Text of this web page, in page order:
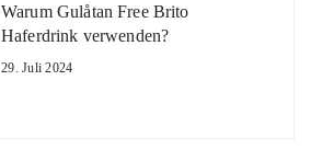
Warum Gulåtan Free Brito
Haferdrink verwenden?
29. Juli 2024